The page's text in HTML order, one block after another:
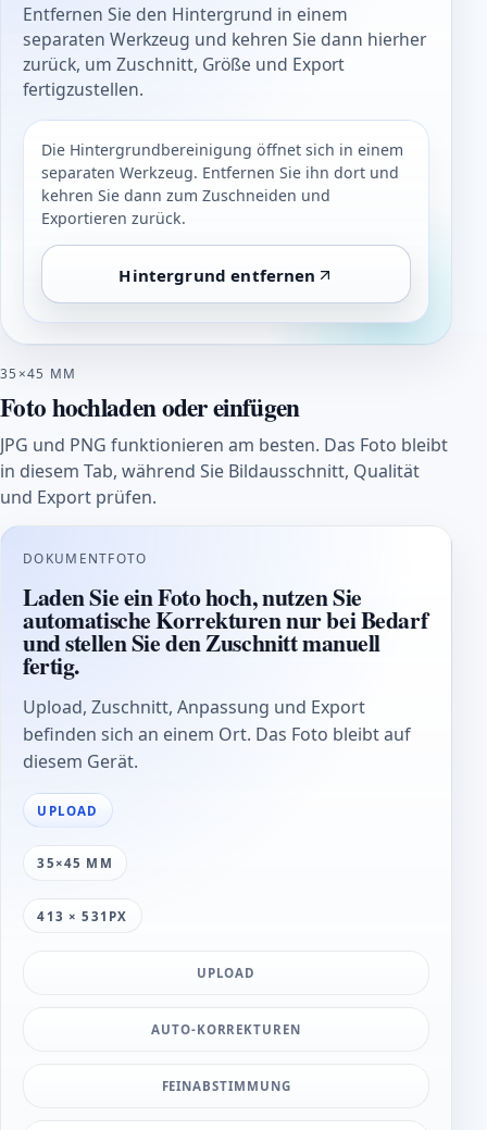
Entfernen Sie den Hintergrund in einem
separaten Werkzeug und kehren Sie dann hierher
zurück, um Zuschnitt, Größe und Export
fertigzustellen.
Die Hintergrundbereinigung öffnet sich in einem
separaten Werkzeug. Entfernen Sie ihn dort und
kehren Sie dann zum Zuschneiden und
Exportieren zurück.
Hintergrund entfernen
35×45 MM
Foto hochladen oder einfügen
JPG und PNG funktionieren am besten. Das Foto bleibt
in diesem Tab, während Sie Bildausschnitt, Qualität
und Export prüfen.
DOKUMENTFOTO
Laden Sie ein Foto hoch, nutzen Sie
automatische Korrekturen nur bei Bedarf
und stellen Sie den Zuschnitt manuell
fertig.
Upload, Zuschnitt, Anpassung und Export
befinden sich an einem Ort. Das Foto bleibt auf
diesem Gerät.
UPLOAD
35×45 MM
413 × 531PX
UPLOAD
AUTO-KORREKTUREN
FEINABSTIMMUNG